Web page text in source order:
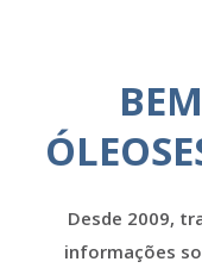
Desde 2009,
informações